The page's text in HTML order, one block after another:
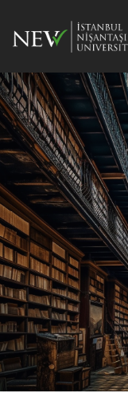
Hakkında
Kitaplar
E-Kitaplar
Dergiler
Konferanslar
İletişim